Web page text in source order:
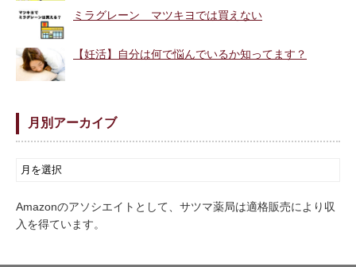
ミラグレーン マツキヨでは買えない
【妊活】自分は何で悩んでいるか知ってます？
月別アーカイブ
Amazonのアソシエイトとして、サツマ薬局は適格販売により収
入を得ています。